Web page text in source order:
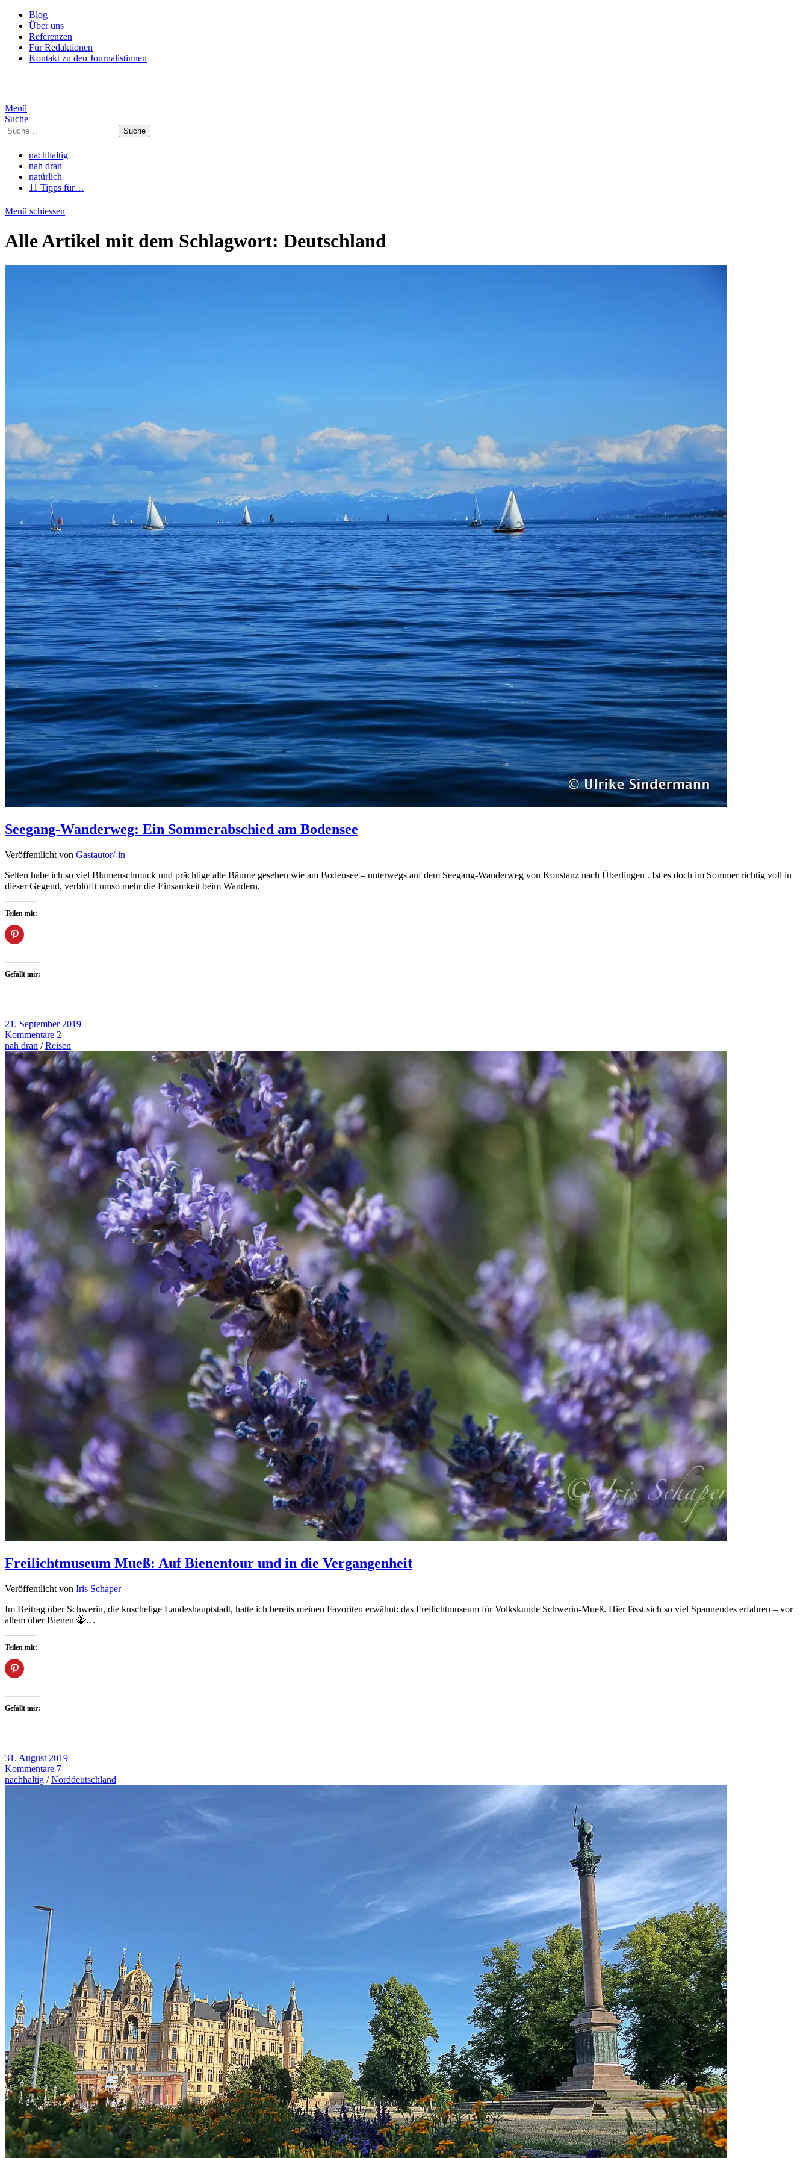
Blog
Über uns
Referenzen
Für Redaktionen
Kontakt zu den Journalistinnen
Menü
Suche
Suche
nachhaltig
nah dran
natürlich
11 Tipps für…
Menü schiessen
Alle Artikel mit dem Schlagwort: Deutschland
Seegang-Wanderweg: Ein Sommerabschied am Bodensee
Veröffentlicht von Gastautor/-in
Selten habe ich so viel Blumenschmuck und prächtige alte Bäume gesehen wie am Bodensee – unterwegs auf dem Seegang-Wanderweg von Konstanz nach Überlingen . Ist es doch im Sommer richtig voll in
dieser Gegend, verblüfft umso mehr die Einsamkeit beim Wandern.
Teilen mit:
Gefällt mir:
21. September 2019
Kommentare 2
nah dran /Reisen
Freilichtmuseum Mueß: Auf Bienentour und in die Vergangenheit
Veröffentlicht von Iris Schaper
Im Beitrag über Schwerin, die kuschelige Landeshauptstadt, hatte ich bereits meinen Favoriten erwähnt: das Freilichtmuseum für Volkskunde Schwerin-Mueß. Hier lässt sich so viel Spannendes erfahren – vor
allem über Bienen 🐝…
Teilen mit:
Gefällt mir:
31. August 2019
Kommentare 7
nachhaltig /Norddeutschland